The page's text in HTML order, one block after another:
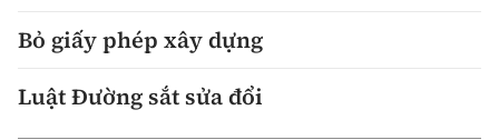
Bỏ giấy phép xây dựng
Luật Đường sắt sửa đổi